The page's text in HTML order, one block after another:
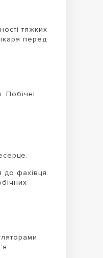
тяжких
перед
Побічні
до фахівця.